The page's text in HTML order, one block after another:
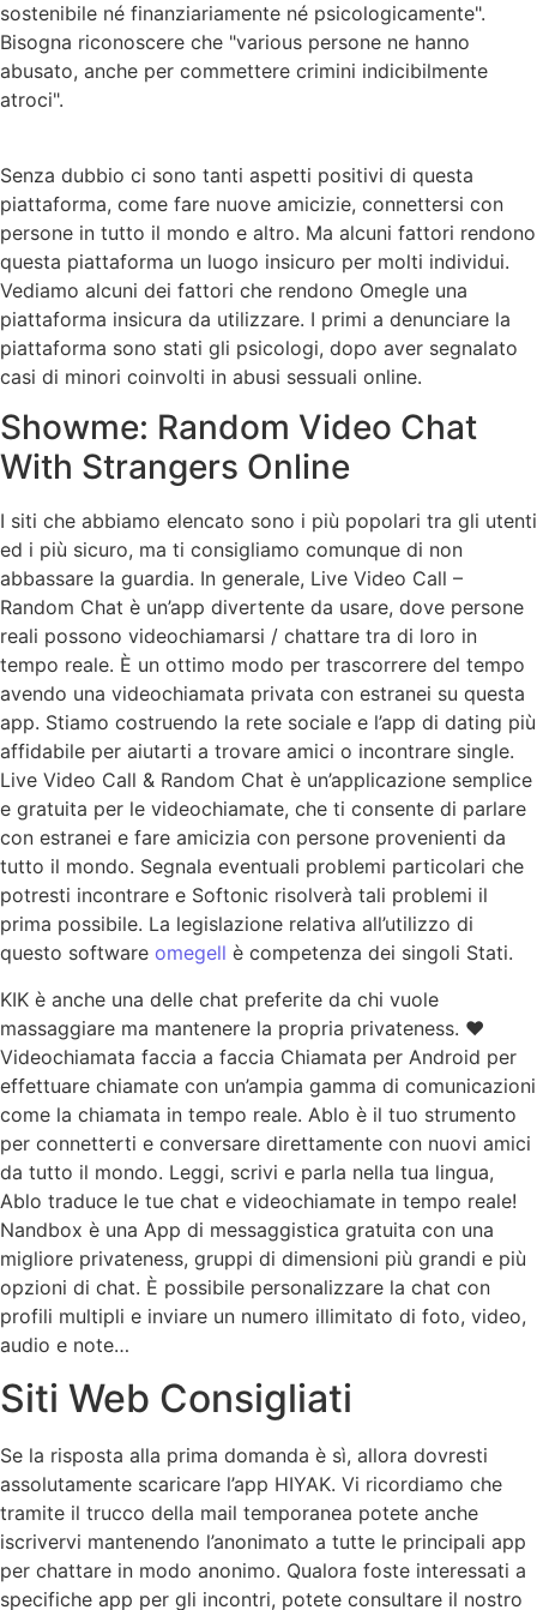
sostenibile né finanziariamente né psicologicamente".
Bisogna riconoscere che "various persone ne hanno
abusato, anche per commettere crimini indicibilmente
atroci".
Senza dubbio ci sono tanti aspetti positivi di questa
piattaforma, come fare nuove amicizie, connettersi con
persone in tutto il mondo e altro. Ma alcuni fattori rendono
questa piattaforma un luogo insicuro per molti individui.
Vediamo alcuni dei fattori che rendono Omegle una
piattaforma insicura da utilizzare. I primi a denunciare la
piattaforma sono stati gli psicologi, dopo aver segnalato
casi di minori coinvolti in abusi sessuali online.
Showme: Random Video Chat
With Strangers Online
I siti che abbiamo elencato sono i più popolari tra gli utenti
ed i più sicuro, ma ti consigliamo comunque di non
abbassare la guardia. In generale, Live Video Call –
Random Chat è un’app divertente da usare, dove persone
reali possono videochiamarsi / chattare tra di loro in
tempo reale. È un ottimo modo per trascorrere del tempo
avendo una videochiamata privata con estranei su questa
app. Stiamo costruendo la rete sociale e l’app di dating più
affidabile per aiutarti a trovare amici o incontrare single.
Live Video Call & Random Chat è un’applicazione semplice
e gratuita per le videochiamate, che ti consente di parlare
con estranei e fare amicizia con persone provenienti da
tutto il mondo. Segnala eventuali problemi particolari che
potresti incontrare e Softonic risolverà tali problemi il
prima possibile. La legislazione relativa all’utilizzo di
questo software omegell è competenza dei singoli Stati.
KIK è anche una delle chat preferite da chi vuole
massaggiare ma mantenere la propria privateness. ♥
Videochiamata faccia a faccia Chiamata per Android per
effettuare chiamate con un’ampia gamma di comunicazioni
come la chiamata in tempo reale. Ablo è il tuo strumento
per connetterti e conversare direttamente con nuovi amici
da tutto il mondo. Leggi, scrivi e parla nella tua lingua,
Ablo traduce le tue chat e videochiamate in tempo reale!
Nandbox è una App di messaggistica gratuita con una
migliore privateness, gruppi di dimensioni più grandi e più
opzioni di chat. È possibile personalizzare la chat con
profili multipli e inviare un numero illimitato di foto, video,
audio e note…
Siti Web Consigliati
Se la risposta alla prima domanda è sì, allora dovresti
assolutamente scaricare l’app HIYAK. Vi ricordiamo che
tramite il trucco della mail temporanea potete anche
iscrivervi mantenendo l’anonimato a tutte le principali app
per chattare in modo anonimo. Qualora foste interessati a
specifiche app per gli incontri, potete consultare il nostro